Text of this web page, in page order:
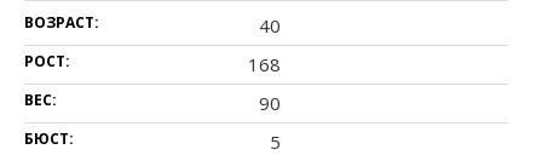
ВОЗРАСТ: 40
РОСТ: 168
ВЕС: 90
БЮСТ: 5